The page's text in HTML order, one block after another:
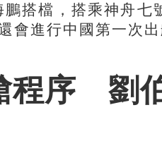
搭檔，搭乘神舟七
會進行中國第一次出
程序 劉